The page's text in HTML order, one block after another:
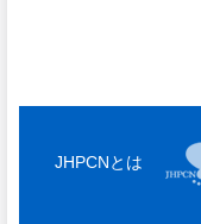
JHPCNとは